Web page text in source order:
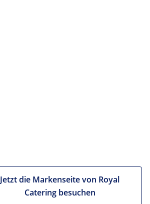
Jetzt die Markenseite von Royal
Catering besuchen